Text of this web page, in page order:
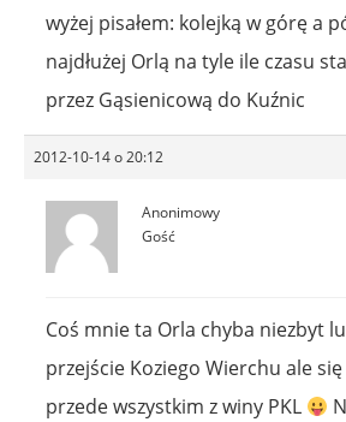
wyżej pisałem: kolejką w górę a
najdłużej Orlą na tyle ile czasu
przez Gąsienicową do Kuźnic
2012-10-14 o 20:12
Anonimowy
Gość
Coś mnie ta Orla chyba niezbyt
przejście Koziego Wierchu ale się
przede wszystkim z winy PKL